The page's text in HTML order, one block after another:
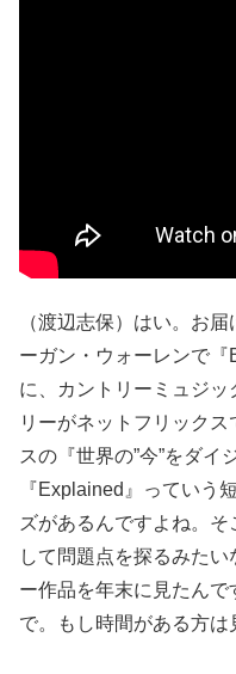
（渡辺志保）はい。お
ーガン・ウォーレンで
に、カントリーミュジ
リーがネットフリック
スの『世界の”今”をダ
『Explained』っていう
ズがあるんですよね。
して問題点を探るみた
ー作品を年末に見たん
で。もし時間がある方は